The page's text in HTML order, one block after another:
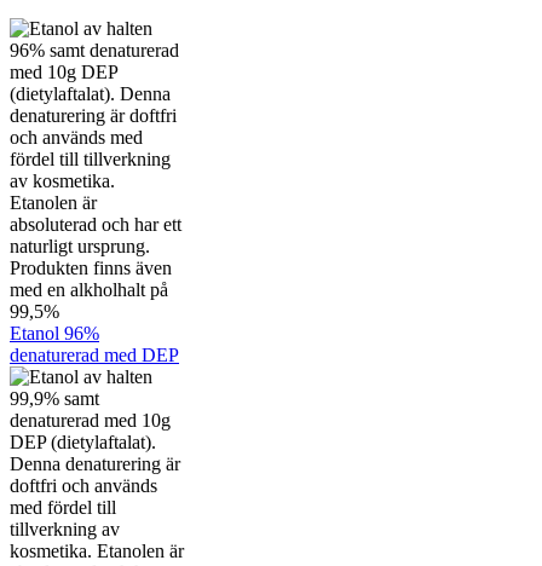
Etanol 96%
denaturerad med DEP